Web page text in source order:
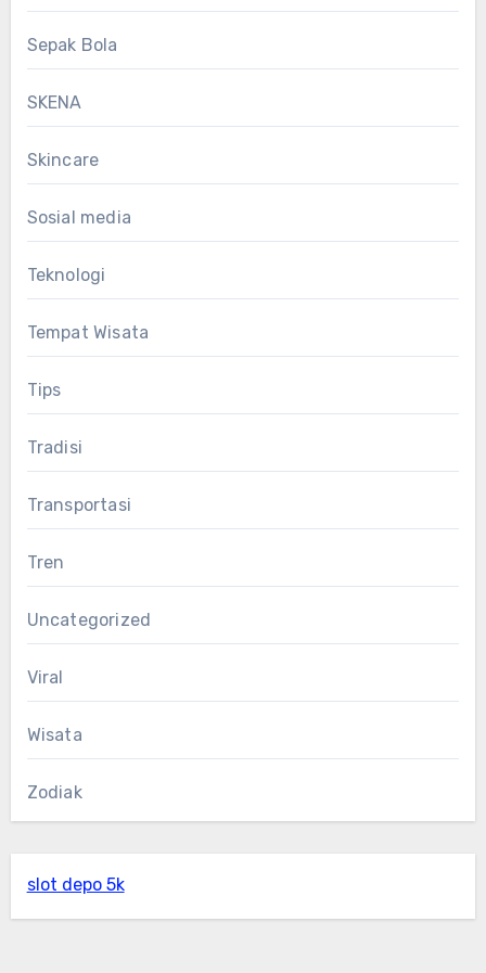
Sepak Bola
SKENA
Skincare
Sosial media
Teknologi
Tempat Wisata
Tips
Tradisi
Transportasi
Tren
Uncategorized
Viral
Wisata
Zodiak
slot depo 5k